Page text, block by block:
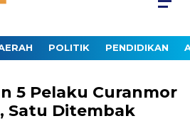
POLITIK PENDIDIKAN
5 Pelaku Curanmor
Satu Ditembak